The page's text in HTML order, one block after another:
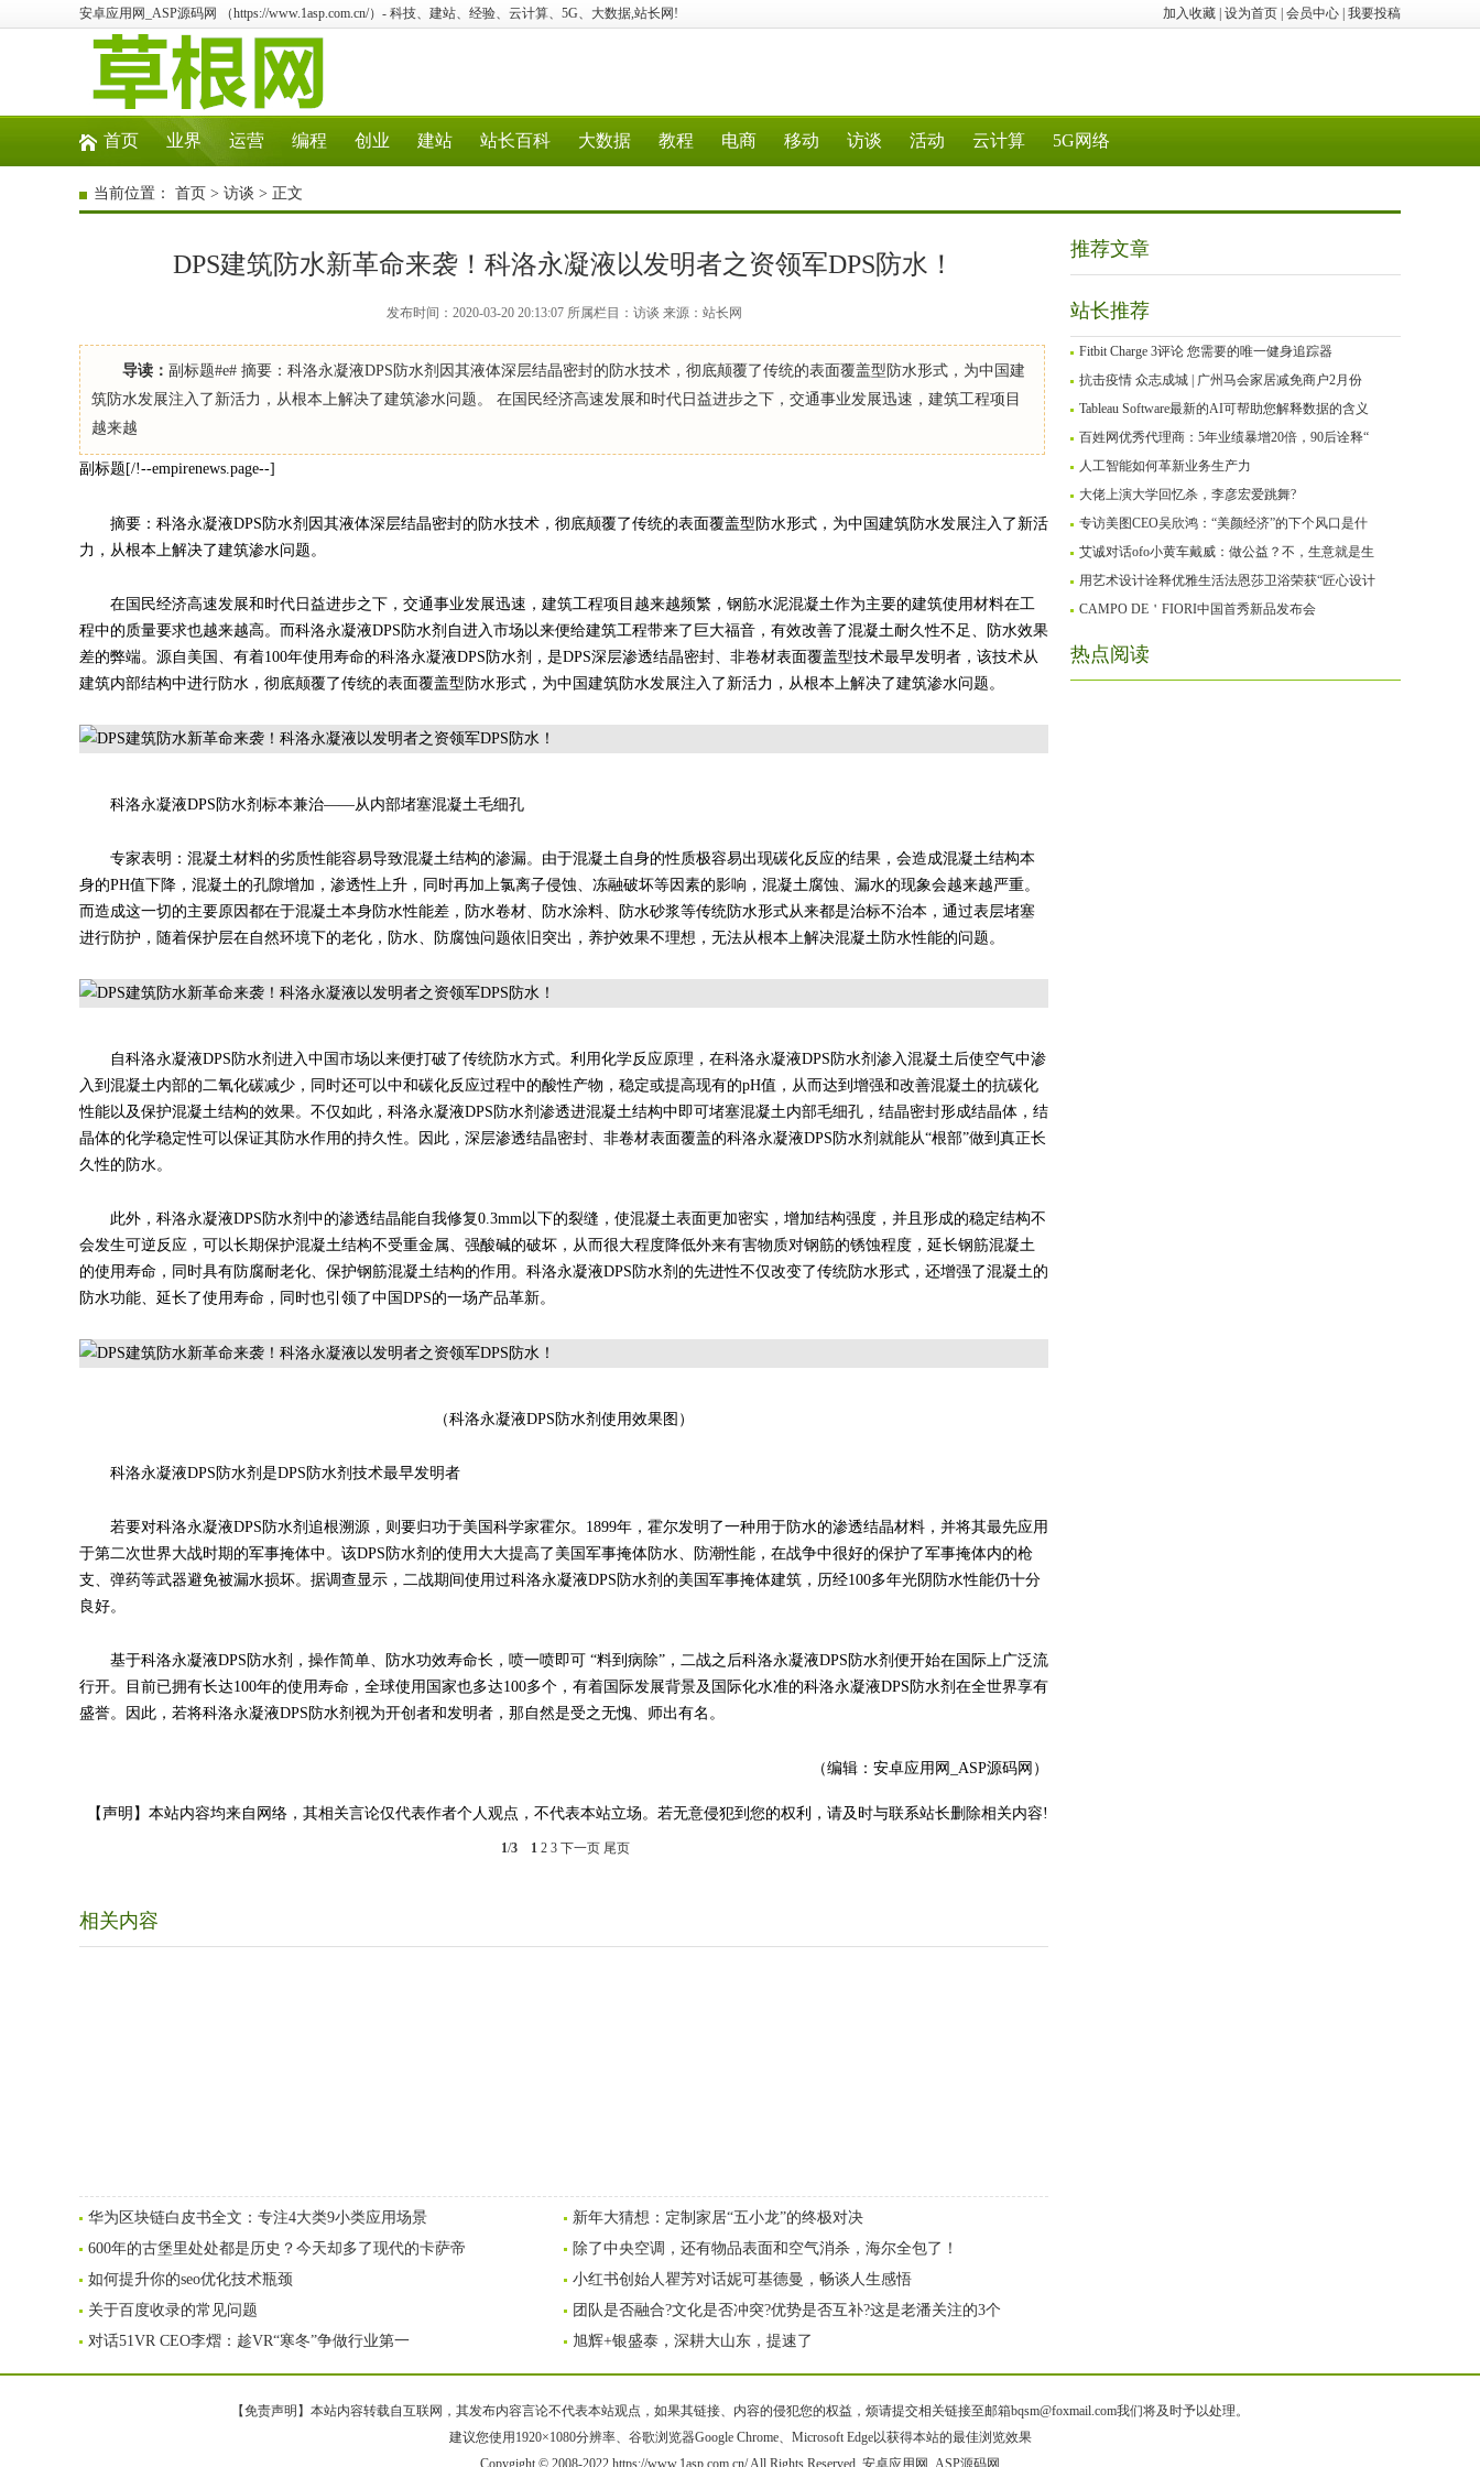
加入收藏 设为首页 会员中心 我要投稿
安卓应用网_ASP源码网 （https://www.1asp.com.cn/）- 科技、建站、经验、云计算、5G、大数据,站长网!
首页 业界 运营 编程 创业 建站 站长百科 大数据 教程 电商 移动 访谈 活动 云计算 5G网络
当前位置： 首页 > 访谈 > 正文
DPS建筑防水新革命来袭！科洛永凝液以发明者之资领军DPS防水！
发布时间：2020-03-20 20:13:07 所属栏目：访谈 来源：站长网
导读： 副标题#e# 摘要：科洛永凝液DPS防水剂因其液体深层结晶密封的防水技术，彻底颠覆了传统的表面覆盖型防水形式，为中国建
筑防水发展注入了新活力，从根本上解决了建筑渗水问题。 在国民经济高速发展和时代日益进步之下，交通事业发展迅速，建筑工程项目
越来越
副标题[/!--empirenews.page--]
摘要：科洛永凝液DPS防水剂因其液体深层结晶密封的防水技术，彻底颠覆了传统的表面覆盖型防水形式，为中国建筑防水发展注入了新活
力，从根本上解决了建筑渗水问题。
在国民经济高速发展和时代日益进步之下，交通事业发展迅速，建筑工程项目越来越频繁，钢筋水泥混凝土作为主要的建筑使用材料在工
程中的质量要求也越来越高。而科洛永凝液DPS防水剂自进入市场以来便给建筑工程带来了巨大福音，有效改善了混凝土耐久性不足、防水效果
差的弊端。源自美国、有着100年使用寿命的科洛永凝液DPS防水剂，是DPS深层渗透结晶密封、非卷材表面覆盖型技术最早发明者，该技术从
建筑内部结构中进行防水，彻底颠覆了传统的表面覆盖型防水形式，为中国建筑防水发展注入了新活力，从根本上解决了建筑渗水问题。
科洛永凝液DPS防水剂标本兼治——从内部堵塞混凝土毛细孔
专家表明：混凝土材料的劣质性能容易导致混凝土结构的渗漏。由于混凝土自身的性质极容易出现碳化反应的结果，会造成混凝土结构本
身的PH值下降，混凝土的孔隙增加，渗透性上升，同时再加上氯离子侵蚀、冻融破坏等因素的影响，混凝土腐蚀、漏水的现象会越来越严重。
而造成这一切的主要原因都在于混凝土本身防水性能差，防水卷材、防水涂料、防水砂浆等传统防水形式从来都是治标不治本，通过表层堵塞
进行防护，随着保护层在自然环境下的老化，防水、防腐蚀问题依旧突出，养护效果不理想，无法从根本上解决混凝土防水性能的问题。
自科洛永凝液DPS防水剂进入中国市场以来便打破了传统防水方式。利用化学反应原理，在科洛永凝液DPS防水剂渗入混凝土后使空气中渗
入到混凝土内部的二氧化碳减少，同时还可以中和碳化反应过程中的酸性产物，稳定或提高现有的pH值，从而达到增强和改善混凝土的抗碳化
性能以及保护混凝土结构的效果。不仅如此，科洛永凝液DPS防水剂渗透进混凝土结构中即可堵塞混凝土内部毛细孔，结晶密封形成结晶体，结
晶体的化学稳定性可以保证其防水作用的持久性。因此，深层渗透结晶密封、非卷材表面覆盖的科洛永凝液DPS防水剂就能从“根部”做到真正长
久性的防水。
此外，科洛永凝液DPS防水剂中的渗透结晶能自我修复0.3mm以下的裂缝，使混凝土表面更加密实，增加结构强度，并且形成的稳定结构不
会发生可逆反应，可以长期保护混凝土结构不受重金属、强酸碱的破坏，从而很大程度降低外来有害物质对钢筋的锈蚀程度，延长钢筋混凝土
的使用寿命，同时具有防腐耐老化、保护钢筋混凝土结构的作用。科洛永凝液DPS防水剂的先进性不仅改变了传统防水形式，还增强了混凝土的
防水功能、延长了使用寿命，同时也引领了中国DPS的一场产品革新。
（科洛永凝液DPS防水剂使用效果图）
科洛永凝液DPS防水剂是DPS防水剂技术最早发明者
若要对科洛永凝液DPS防水剂追根溯源，则要归功于美国科学家霍尔。1899年，霍尔发明了一种用于防水的渗透结晶材料，并将其最先应用
于第二次世界大战时期的军事掩体中。该DPS防水剂的使用大大提高了美国军事掩体防水、防潮性能，在战争中很好的保护了军事掩体内的枪
支、弹药等武器避免被漏水损坏。据调查显示，二战期间使用过科洛永凝液DPS防水剂的美国军事掩体建筑，历经100多年光阴防水性能仍十分
良好。
基于科洛永凝液DPS防水剂，操作简单、防水功效寿命长，喷一喷即可 “料到病除”，二战之后科洛永凝液DPS防水剂便开始在国际上广泛流
行开。目前已拥有长达100年的使用寿命，全球使用国家也多达100多个，有着国际发展背景及国际化水准的科洛永凝液DPS防水剂在全世界享有
盛誉。因此，若将科洛永凝液DPS防水剂视为开创者和发明者，那自然是受之无愧、师出有名。
（编辑：安卓应用网_ASP源码网）
【声明】本站内容均来自网络，其相关言论仅代表作者个人观点，不代表本站立场。若无意侵犯到您的权利，请及时与联系站长删除相关内容!
1/3 1 2 3 下一页 尾页
相关内容
华为区块链白皮书全文：专注4大类9小类应用场景
新年大猜想：定制家居“五小龙”的终极对决
600年的古堡里处处都是历史？今天却多了现代的卡萨帝
除了中央空调，还有物品表面和空气消杀，海尔全包了！
如何提升你的seo优化技术瓶颈
小红书创始人瞿芳对话妮可基德曼，畅谈人生感悟
关于百度收录的常见问题
团队是否融合?文化是否冲突?优势是否互补?这是老潘关注的3个
对话51VR CEO李熠：趁VR“寒冬”争做行业第一
旭辉+银盛泰，深耕大山东，提速了
推荐文章
站长推荐
Fitbit Charge 3评论 您需要的唯一健身追踪器
抗击疫情 众志成城 | 广州马会家居减免商户2月份
Tableau Software最新的AI可帮助您解释数据的含义
百姓网优秀代理商：5年业绩暴增20倍，90后诠释“
人工智能如何革新业务生产力
大佬上演大学回忆杀，李彦宏爱跳舞?
专访美图CEO吴欣鸿：“美颜经济”的下个风口是什
艾诚对话ofo小黄车戴威：做公益？不，生意就是生
用艺术设计诠释优雅生活法恩莎卫浴荣获“匠心设计
CAMPO DE＇FIORI中国首秀新品发布会
热点阅读
【免责声明】本站内容转载自互联网，其发布内容言论不代表本站观点，如果其链接、内容的侵犯您的权益，烦请提交相关链接至邮箱bqsm@foxmail.com我们将及时予以处理。
建议您使用1920×1080分辨率、谷歌浏览器Google Chrome、Microsoft Edge以获得本站的最佳浏览效果
Copygight © 2008-2022 https://www.1asp.com.cn/ All Rights Reserved. 安卓应用网_ASP源码网